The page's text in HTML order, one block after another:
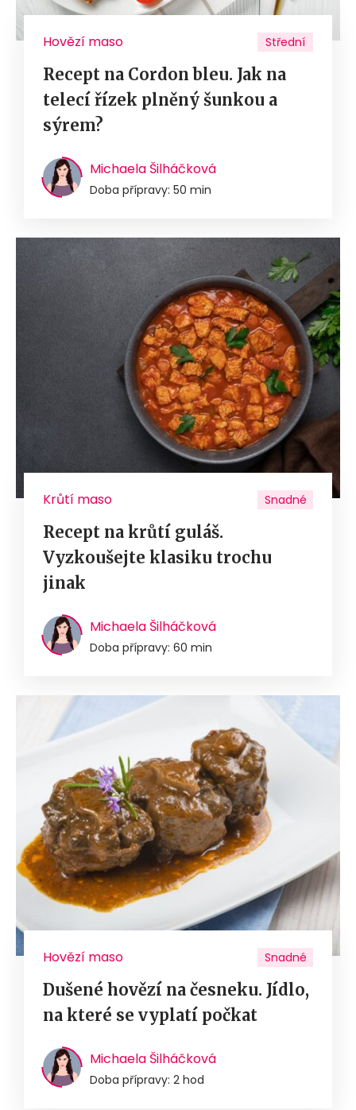
Hovězí maso Střední
Recept na Cordon bleu. Jak na
telecí řízek plněný šunkou a
sýrem?
Michaela Šilháčková
Doba přípravy: 50 min
Krůtí maso Snadné
Recept na krůtí guláš.
Vyzkoušejte klasiku trochu
jinak
Michaela Šilháčková
Doba přípravy: 60 min
Hovězí maso Snadné
Dušené hovězí na česneku. Jídlo,
na které se vyplatí počkat
Michaela Šilháčková
Doba přípravy: 2 hod